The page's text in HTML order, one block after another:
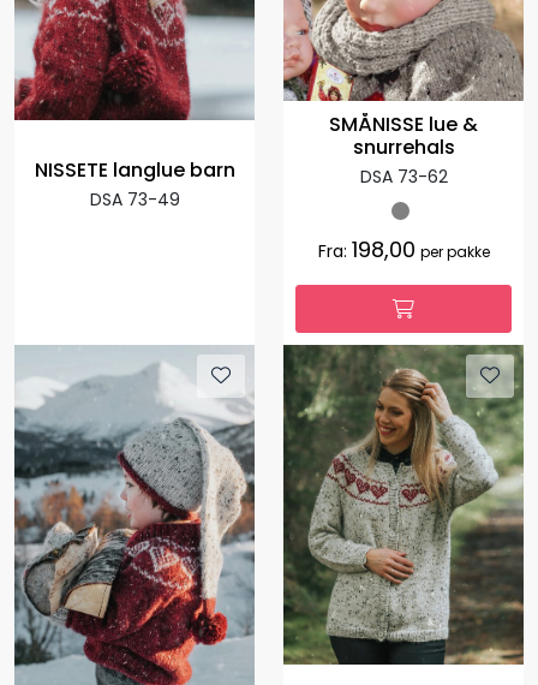
NISSETE langlue barn
DSA 73-49
SMÅNISSE lue &
snurrehals
DSA 73-62
Fra: 198,00 per pakke